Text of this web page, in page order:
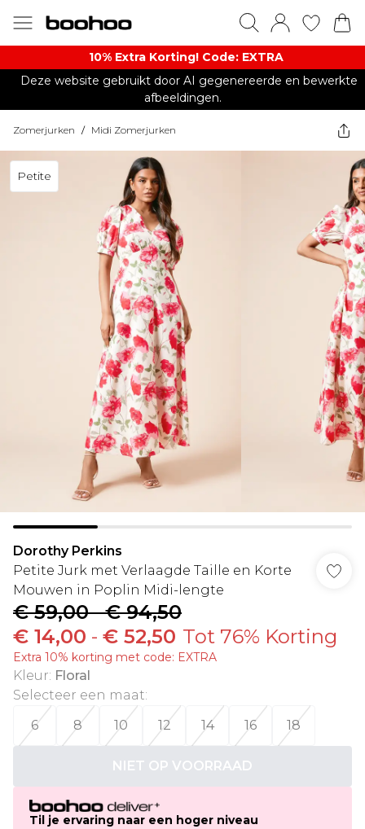
10% Extra Korting! Code: EXTRA​
Deze website gebruikt door AI gegenereerde en bewerkte
afbeeldingen.
Zomerjurken / Midi Zomerjurken
Petite
Dorothy Perkins
Petite Jurk met Verlaagde Taille en Korte
Mouwen in Poplin Midi-lengte
€ 59,00-€ 94,50
€ 14,00 - € 52,50 Tot 76% Korting
Extra 10% korting met code: EXTRA
Kleur: Floral
Selecteer een maat:
6
8 10 12 14 16 18
NIET OP VOORRAAD
Til je ervaring naar een hoger niveau